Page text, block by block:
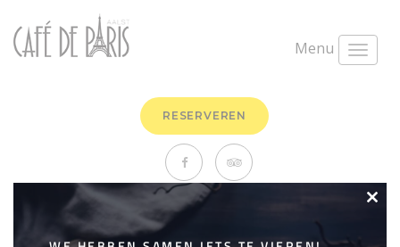
Menu
RESERVEREN
Chilli sin carne (vegan)
juni 9th, 2020
0 Comments